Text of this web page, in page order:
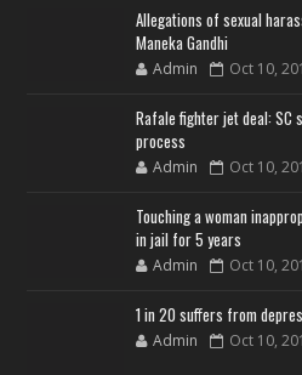
Allegations of sexual
Maneka Gandhi
Admin Oct 10,
Rafale fighter jet deal: SC
process
Admin Oct 10,
Touching a woman
in jail for 5 years
Admin Oct 10,
1 in 20 suffers from
Admin Oct 10,